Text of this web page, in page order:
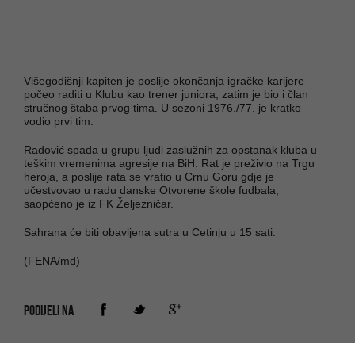
Višegodišnji kapiten je poslije okončanja igračke karijere
počeo raditi u Klubu kao trener juniora, zatim je bio i član
stručnog štaba prvog tima. U sezoni 1976./77. je kratko
vodio prvi tim.
Radović spada u grupu ljudi zaslužnih za opstanak kluba u
teškim vremenima agresije na BiH. Rat je preživio na Trgu
heroja, a poslije rata se vratio u Crnu Goru gdje je
učestvovao u radu danske Otvorene škole fudbala,
saopćeno je iz FK Željezničar.
Sahrana će biti obavljena sutra u Cetinju u 15 sati.
(FENA/md)
PODIJELI NA